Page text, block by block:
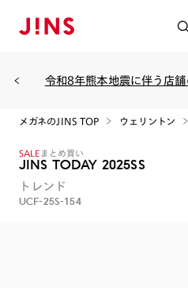
令和8年熊本地震に伴う店
メガネのJINS TOP ウェリントン
SALE まとめ買い
JINS TODAY 2025SS
トレンド
UCF-25S-154